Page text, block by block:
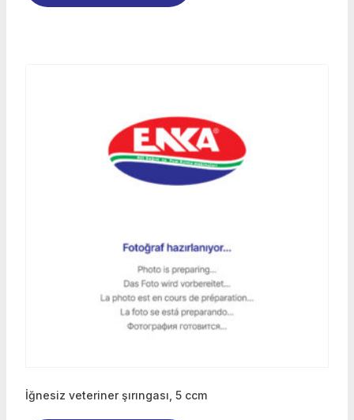
İğnesiz veteriner şırıngası, 5 ccm